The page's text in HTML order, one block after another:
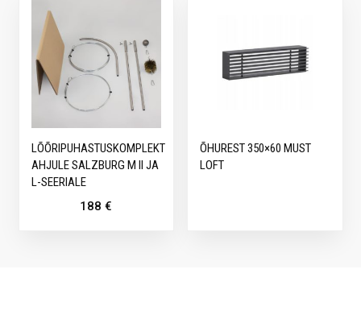
LÕÕRIPUHASTUSKOMPLEKT
AHJULE SALZBURG M II JA
L-SEERIALE
188€
ÕHUREST 350×60 MUST
LOFT